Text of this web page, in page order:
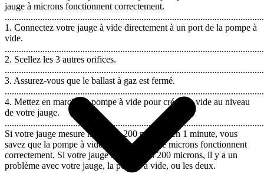
jauge à microns fonctionnent correctement.
1. Connectez votre jauge à vide directement à un port de la pompe à
vide.
2. Scellez les 3 autres orifices.
3. Assurez-vous que le ballast à gaz est fermé.
4. Mettez en marche la pompe à vide pour créer un vide au niveau
de votre jauge.
Si votre jauge mesure moins de 200 microns en 1 minute, vous
savez que la pompe à vide et votre jauge de microns fonctionnent
correctement. Si votre jauge n'atteint pas 200 microns, il y a un
problème avec votre jauge, la pompe à vide, ou les deux.